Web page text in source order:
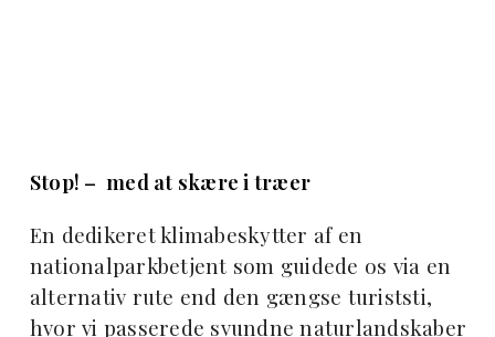
Stop! – med at skære i træer
En dedikeret klimabeskytter af en
nationalparkbetjent som guidede os via en
alternativ rute end den gængse turiststi,
hvor vi passerede svundne naturlandskaber